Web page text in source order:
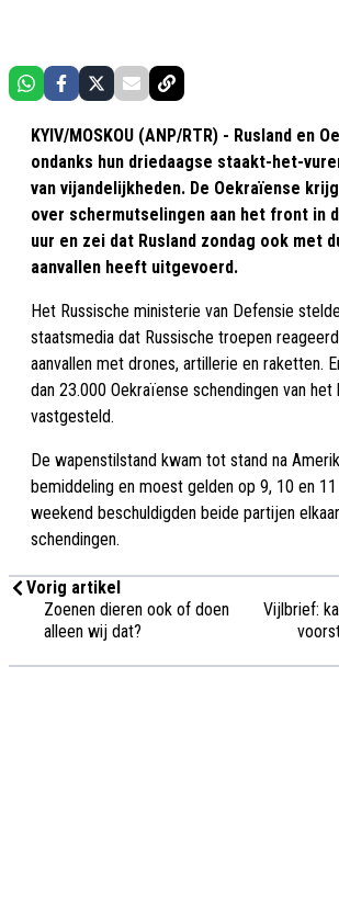
KYIV/MOSKOU (ANP/RTR) - Rusland en
ondanks hun driedaagse staakt-het-
van vijandelijkheden. De Oekraïense
over schermutselingen aan het front in
uur en zei dat Rusland zondag ook met
aanvallen heeft uitgevoerd.
Het Russische ministerie van Defensie
staatsmedia dat Russische troepen
aanvallen met drones, artillerie en raketten.
dan 23.000 Oekraïense schendingen van
vastgesteld.
De wapenstilstand kwam tot stand na
bemiddeling en moest gelden op 9, 10 en
weekend beschuldigden beide partijen
schendingen.
Vorig artikel
Zoenen dieren ook of doen
alleen wij dat?
Vijlbrief: